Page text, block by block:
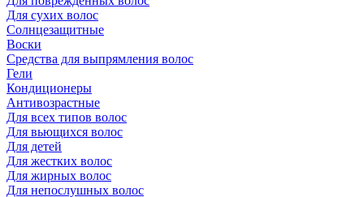
Для сухих волос
Солнцезащитные
Воски
Средства для выпрямления волос
Гели
Кондиционеры
Антивозрастные
Для всех типов волос
Для вьющихся волос
Для детей
Для жестких волос
Для жирных волос
Для непослушных волос